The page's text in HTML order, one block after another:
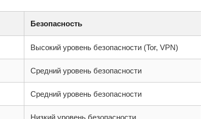
Безопасность
Высокий уровень безопасности (Tor, VPN)
Средний уровень безопасности
Средний уровень безопасности